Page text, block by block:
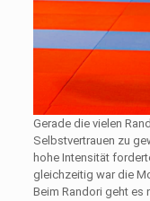
Gerade die vielen
Selbstvertrauen zu
hohe Intensität
gleichzeitig war die
Beim Randori geht es